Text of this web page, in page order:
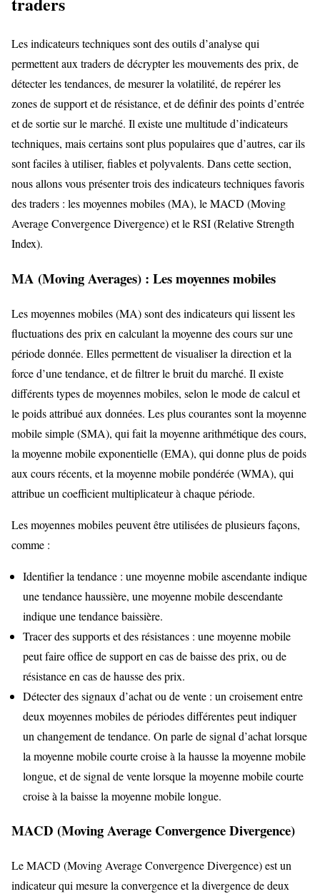
Les indicateurs techniques sont des outils d’analyse qui
permettent aux traders de décrypter les mouvements des prix, de
détecter les tendances, de mesurer la volatilité, de repérer les
zones de support et de résistance, et de définir des points d’entrée
et de sortie sur le marché. Il existe une multitude d’indicateurs
techniques, mais certains sont plus populaires que d’autres, car ils
sont faciles à utiliser, fiables et polyvalents. Dans cette section,
nous allons vous présenter trois des indicateurs techniques favoris
des traders : les moyennes mobiles (MA), le MACD (Moving
Average Convergence Divergence) et le RSI (Relative Strength
Index).
MA (Moving Averages) : Les moyennes mobiles
Les moyennes mobiles (MA) sont des indicateurs qui lissent les
fluctuations des prix en calculant la moyenne des cours sur une
période donnée. Elles permettent de visualiser la direction et la
force d’une tendance, et de filtrer le bruit du marché. Il existe
différents types de moyennes mobiles, selon le mode de calcul et
le poids attribué aux données. Les plus courantes sont la moyenne
mobile simple (SMA), qui fait la moyenne arithmétique des cours,
la moyenne mobile exponentielle (EMA), qui donne plus de poids
aux cours récents, et la moyenne mobile pondérée (WMA), qui
attribue un coefficient multiplicateur à chaque période.
Les moyennes mobiles peuvent être utilisées de plusieurs façons,
comme :
Identifier la tendance : une moyenne mobile ascendante indique
une tendance haussière, une moyenne mobile descendante
indique une tendance baissière.
Tracer des supports et des résistances : une moyenne mobile
peut faire office de support en cas de baisse des prix, ou de
résistance en cas de hausse des prix.
Détecter des signaux d’achat ou de vente : un croisement entre
deux moyennes mobiles de périodes différentes peut indiquer
un changement de tendance. On parle de signal d’achat lorsque
la moyenne mobile courte croise à la hausse la moyenne mobile
longue, et de signal de vente lorsque la moyenne mobile courte
croise à la baisse la moyenne mobile longue.
MACD (Moving Average Convergence Divergence)
Le MACD (Moving Average Convergence Divergence) est un
indicateur qui mesure la convergence et la divergence de deux